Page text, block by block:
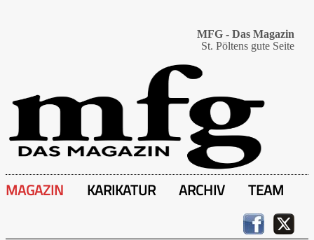
MFG - Das Magazin
St. Pöltens gute Seite
MAGAZIN KARIKATUR ARCHIV TEAM